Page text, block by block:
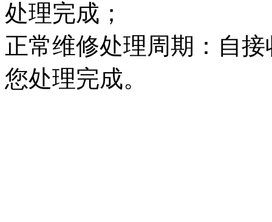
处理完成；
正常维修处理周期：自
您处理完成。